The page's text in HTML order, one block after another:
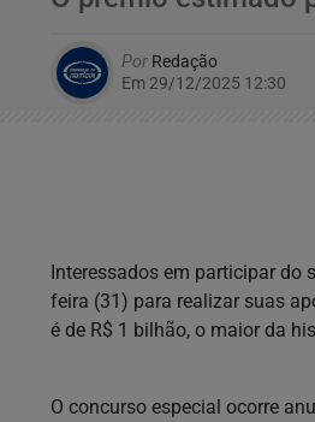
Por Redação
Em 29/12/2025 12:30
Interessados em participar do
feira (31) para realizar suas
é de R$ 1 bilhão, o maior da
O concurso especial ocorre